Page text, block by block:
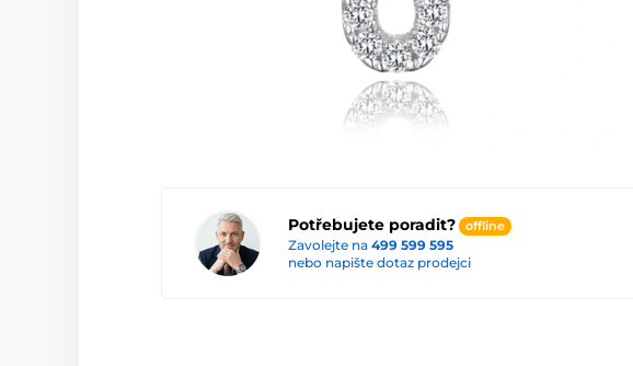
Potřebujete poradit? offline
Zavolejte na 499 599 595
nebo napište dotaz prodejci